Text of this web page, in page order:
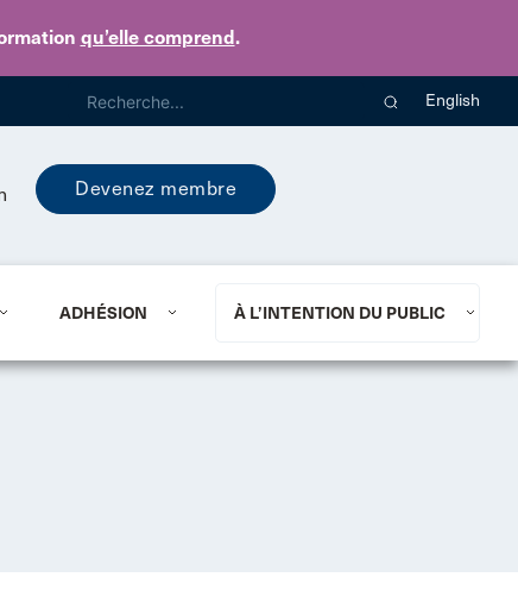
qu’elle comprend.
English
Devenez membre
ADHÉSION À L’INTENTION DU PUBLIC